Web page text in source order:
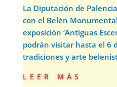
La Diputación de
con el Belén
exposición ‘Antiguas
podrán visitar hasta el 6
tradiciones y arte
leer más